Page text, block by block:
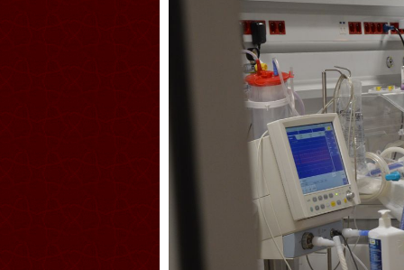
Akçakoca, Geleneksel
Şampiyonası’na ev